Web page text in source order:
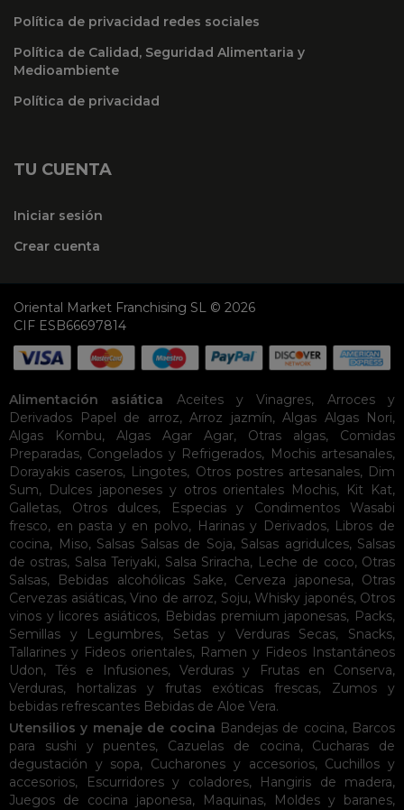
Política de privacidad redes sociales
Política de Calidad, Seguridad Alimentaria y
Medioambiente
Política de privacidad
TU CUENTA
Iniciar sesión
Crear cuenta
Oriental Market Franchising SL © 2026
CIF ESB66697814
Alimentación asiática Aceites y Vinagres, Arroces y
Derivados
Papel de arroz, Arroz jazmín, Algas Algas Nori,
Algas Kombu, Algas Agar Agar, Otras algas, Comidas
Preparadas, Congelados y Refrigerados, Mochis artesanales,
Dorayakis caseros, Lingotes, Otros postres artesanales, Dim
Sum, Dulces japoneses y otros orientales Mochis, Kit Kat,
Galletas, Otros dulces, Especias y Condimentos
Wasabi
fresco, en pasta y en polvo, Harinas y Derivados, Libros de
cocina, Miso, Salsas Salsas de Soja, Salsas agridulces, Salsas
de ostras, Salsa Teriyaki, Salsa Sriracha, Leche de coco, Otras
Salsas, Bebidas alcohólicas Sake, Cerveza japonesa, Otras
Cervezas asiáticas, Vino de arroz, Soju, Whisky japonés, Otros
vinos y licores asiáticos, Bebidas premium japonesas, Packs,
Semillas y Legumbres, Setas y Verduras Secas, Snacks,
Tallarines y Fideos orientales, Ramen y Fideos Instantáneos
Udon,Tés e Infusiones, Verduras y Frutas en Conserva,
Verduras, hortalizas y frutas exóticas frescas, Zumos y
bebidas refrescantes Bebidas de Aloe Vera.
Utensilios y menaje de cocina Bandejas de cocina, Barcos
para sushi y puentes, Cazuelas de cocina, Cucharas de
degustación y sopa, Cucharones y accesorios, Cuchillos y
accesorios, Escurridores y coladores, Hangiris de madera,
Juegos de cocina japonesa, Maquinas, Moldes y baranes,